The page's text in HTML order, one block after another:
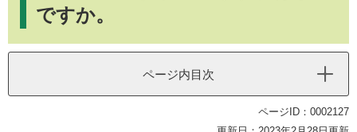
ですか。
ページ内目次
ページID：0002127